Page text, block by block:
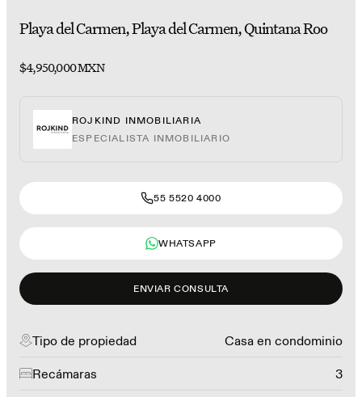
Playa del Carmen, Playa del Carmen, Quintana Roo
$4,950,000 MXN
ROJKIND INMOBILIARIA
ESPECIALISTA INMOBILIARIO
55 5520 4000
WHATSAPP
ENVIAR CONSULTA
Tipo de propiedad Casa en condominio
Recámaras 3